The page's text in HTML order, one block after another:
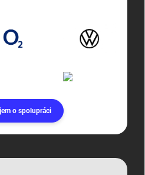
o spolupráci